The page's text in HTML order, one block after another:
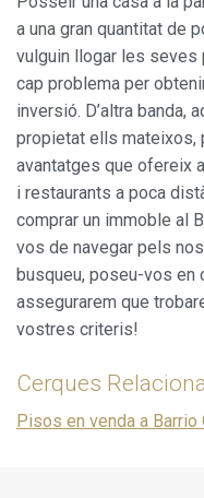
a una gran quantitat de
vulguin llogar les seves
cap problema per
inversió. D’altra banda,
propietat ells mateixos,
avantatges que ofereix
i restaurants a poca
comprar un immoble al
vos de navegar pels
busqueu, poseu-vos en
assegurarem que
vostres criteris!
Cerques
Pisos en venda a Barrio